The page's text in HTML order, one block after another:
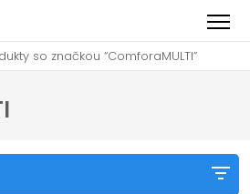
so značkou “ComforaMULTI”